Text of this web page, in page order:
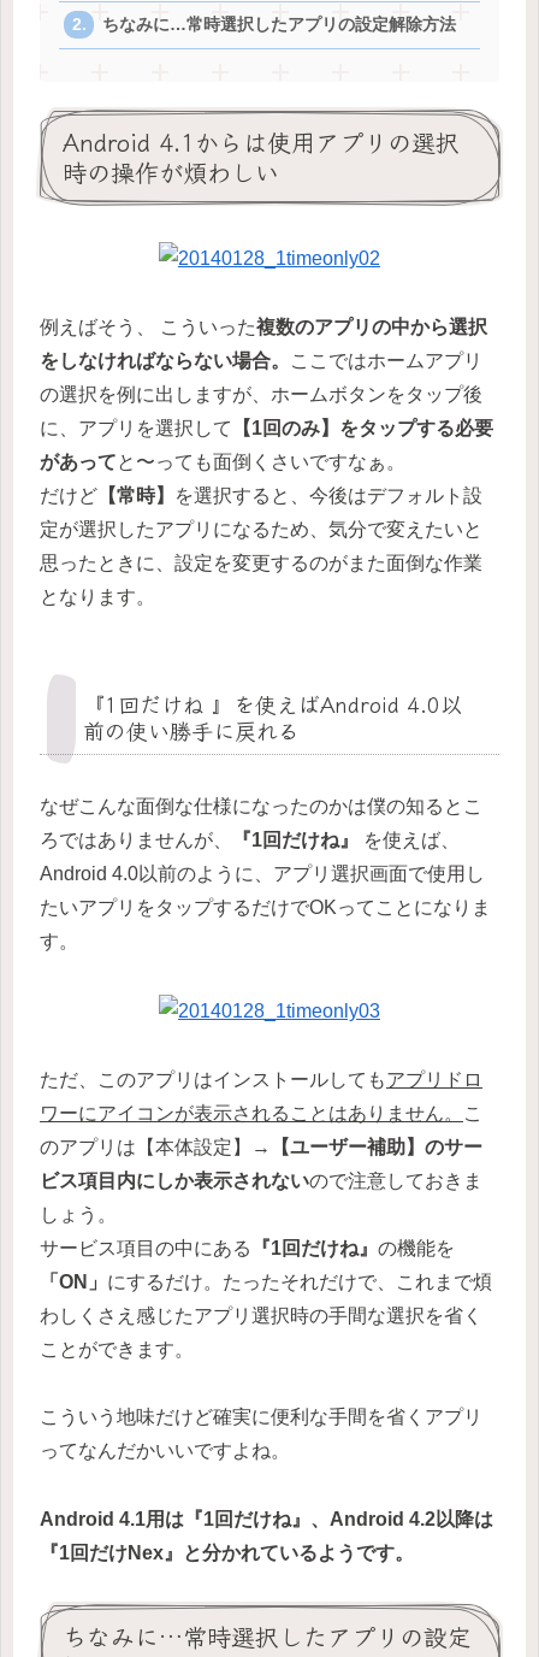
ちなみに…常時選択したアプリの設定解除方法
Android 4.1からは使用アプリの選択
時の操作が煩わしい
例えばそう、 こういった複数のアプリの中から選択
をしなければならない場合。
ここではホームアプリ
の選択を例に出しますが、ホームボタンをタップ後
に、アプリを選択して
【1回のみ】をタップする必要
があってと〜っても面倒くさいですなぁ。
だけど 【常時】
を選択すると、今後はデフォルト設
定が選択したアプリになるため、気分で変えたいと
思ったときに、設定を変更するのがまた面倒な作業
となります。
『1回だけね 』を使えばAndroid 4.0以
前の使い勝手に戻れる
なぜこんな面倒な仕様になったのかは僕の知るとこ
ろではありませんが、
『1回だけね』
を使えば、
Android 4.0以前のように、アプリ選択画面で使用し
たいアプリをタップするだけでOKってことになりま
す。
ただ、このアプリはインストールしてもアプリドロ
ワーにアイコンが表示されることはありません。
こ
のアプリは【本体設定】→
【ユーザー補助】のサー
ビス項目内にしか表示されないので注意しておきま
しょう。
サービス項目の中にある
『1回だけね』 の機能を
「ON」 にするだけ。たったそれだけで、これまで煩
わしくさえ感じたアプリ選択時の手間な選択を省く
ことができます。
こういう地味だけど確実に便利な手間を省くアプリ
ってなんだかいいですよね。
Android 4.1用は『1回だけね』、Android 4.2以降は
『1回だけNex』と分かれているようです。
ちなみに…常時選択したアプリの設定